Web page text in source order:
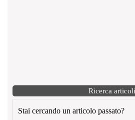
Ricerca articoli
Stai cercando un articolo passato?